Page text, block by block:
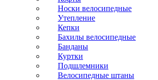
Носки велосипедные
Утепление
Кепки
Бахилы велосипедные
Банданы
Куртки
Подшлемники
Велосипедные штаны